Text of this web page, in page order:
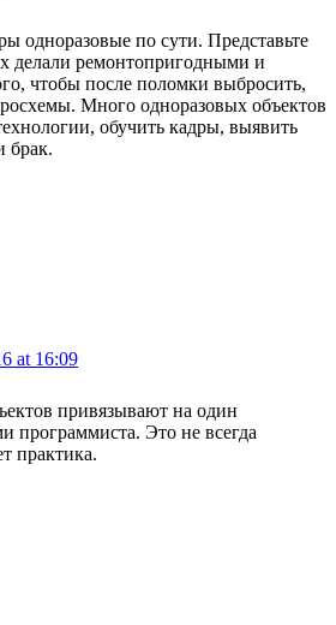
одноразовые по сути. Представьте
делали ремонтопригодными и
чтобы после поломки выбросить,
Много одноразовых объектов
обучить кадры, выявить
брак.
at 16:09
привязывают на один
программиста. Это не всегда
практика.